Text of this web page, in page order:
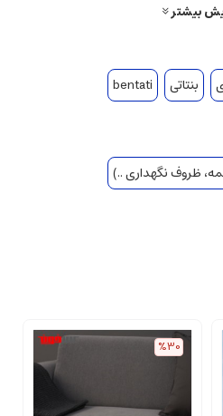
بیشتر
بنتاتی bentati
ظروف نگهداری ..)
%30